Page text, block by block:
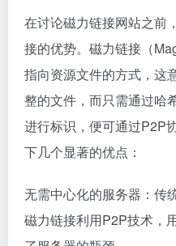
在讨论磁力链接网站之前
接的优势。磁力链接（
指向资源文件的方式，这
整的文件，而只需通过哈
进行标识，便可通过P2P
下几个显著的优点：
无需中心化的服务器：传
磁力链接利用P2P技术，